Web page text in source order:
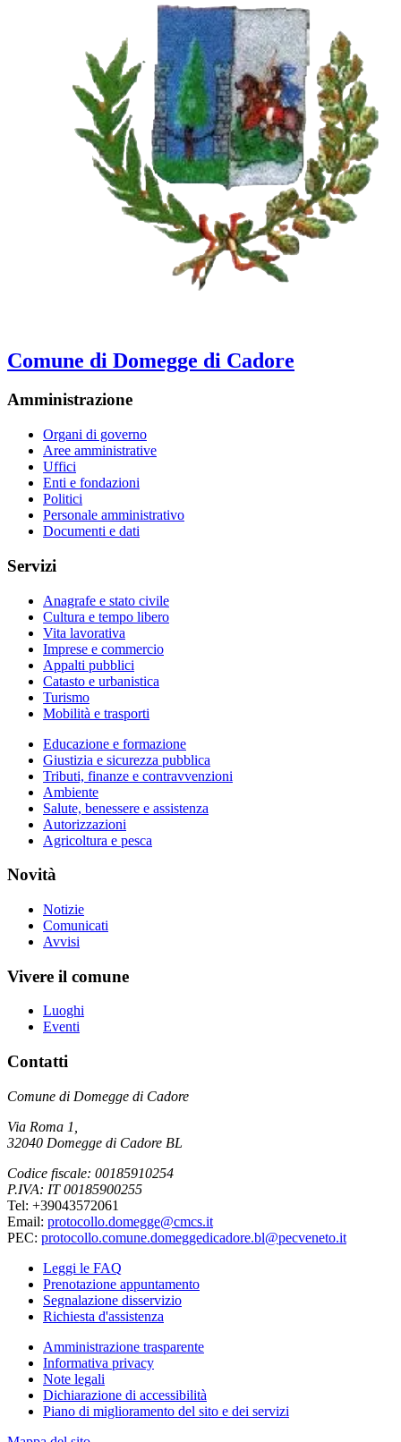
Comune di Domegge di Cadore
Amministrazione
Organi di governo
Aree amministrative
Uffici
Enti e fondazioni
Politici
Personale amministrativo
Documenti e dati
Servizi
Anagrafe e stato civile
Cultura e tempo libero
Vita lavorativa
Imprese e commercio
Appalti pubblici
Catasto e urbanistica
Turismo
Mobilità e trasporti
Educazione e formazione
Giustizia e sicurezza pubblica
Tributi, finanze e contravvenzioni
Ambiente
Salute, benessere e assistenza
Autorizzazioni
Agricoltura e pesca
Novità
Notizie
Comunicati
Avvisi
Vivere il comune
Luoghi
Eventi
Contatti
Comune di Domegge di Cadore
Via Roma 1,
32040 Domegge di Cadore BL
Codice fiscale: 00185910254
P.IVA: IT 00185900255
Tel: +39043572061
Email: protocollo.domegge@cmcs.it
PEC: protocollo.comune.domeggedicadore.bl@pecveneto.it
Leggi le FAQ
Prenotazione appuntamento
Segnalazione disservizio
Richiesta d'assistenza
Amministrazione trasparente
Informativa privacy
Note legali
Dichiarazione di accessibilità
Piano di miglioramento del sito e dei servizi